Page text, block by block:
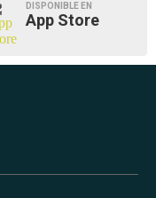
DISPONIBLE EN
App Store